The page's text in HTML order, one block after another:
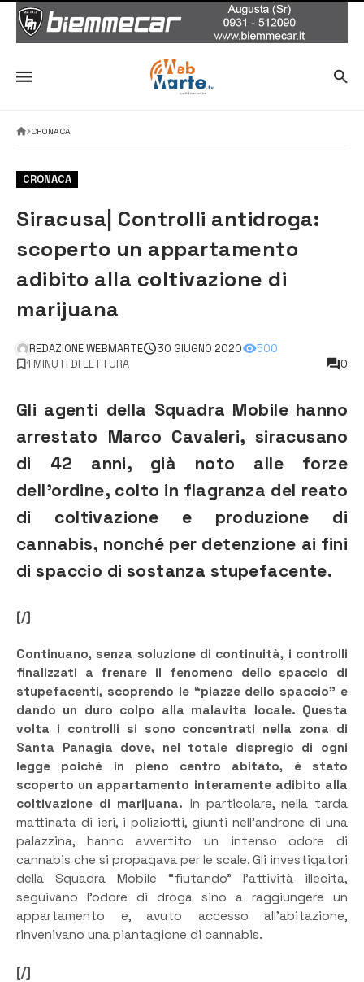
CRONACA
CRONACA
Siracusa| Controlli antidroga:
scoperto un appartamento
adibito alla coltivazione di
marijuana
REDAZIONE WEBMARTE 30 GIUGNO 2020
500
1 MINUTI DI LETTURA
0
Gli agenti della Squadra Mobile hanno
arrestato Marco Cavaleri, siracusano
di 42 anni, già noto alle forze
dell’ordine, colto in flagranza del reato
di coltivazione e produzione di
cannabis, nonché per detenzione ai fini
di spaccio di sostanza stupefacente.
[/]
Continuano, senza soluzione di continuità, i controlli
finalizzati a frenare il fenomeno dello spaccio di
stupefacenti, scoprendo le “piazze dello spaccio” e
dando un duro colpo alla malavita locale. Questa
volta i controlli si sono concentrati nella zona di
Santa Panagia dove, nel totale dispregio di ogni
legge poiché in pieno centro abitato, è stato
scoperto un appartamento interamente adibito alla
coltivazione di marijuana. In particolare, nella tarda
mattinata di ieri, i poliziotti, giunti nell’androne di una
palazzina, hanno avvertito un intenso odore di
cannabis che si propagava per le scale. Gli investigatori
della Squadra Mobile “fiutando” l’attività illecita,
seguivano l’odore di droga sino a raggiungere un
appartamento e, avuto accesso all’abitazione,
rinvenivano una piantagione di cannabis.
[/]